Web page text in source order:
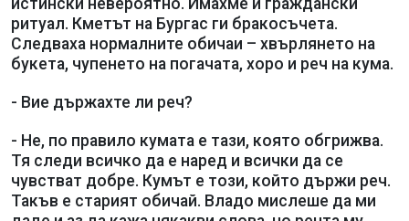
ритуал. Кметът на Бургас ги бракосъчета.
Следваха нормалните обичаи – хвърлянето на
букета, чупенето на погачата, хоро и реч на кума.
- Вие държахте ли реч?
- Не, по правило кумата е тази, която обгрижва.
Тя следи всичко да е наред и всички да се
чувстват добре. Кумът е този, който държи реч.
Такъв е старият обичай. Владо мислеше да ми